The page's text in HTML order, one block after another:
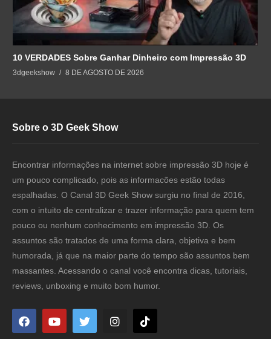
10 VERDADES Sobre Ganhar Dinheiro com Impressão 3D
3dgeekshow 8 DE AGOSTO DE 2026
Sobre o 3D Geek Show
Encontrar informações na internet sobre impressão 3D hoje é
um pouco complicado, pois as informacões estão todas
espalhadas. O Canal 3D Geek Show surgiu no final de 2016,
com o intuito de centralizar e trazer informação para quem tem
pouco ou nenhum conhecimento em impressão 3D. Os
assuntos são tratados de uma forma clara, objetiva e bem
humorada, já que na maior parte do tempo são assuntos bem
massantes. Acessando o canal você encontra dicas, tutoriais,
reviews, unboxing e muito bom humor.